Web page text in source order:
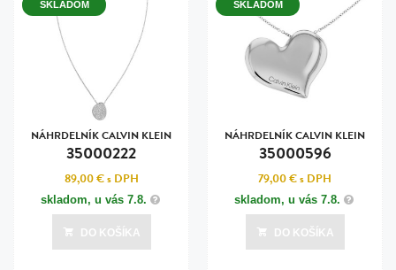
SKLADOM
NÁHRDELNÍK CALVIN KLEIN
35000222
89,00 €s DPH
skladom, u vás 7.8.
DO KOŠÍKA
SKLADOM
NÁHRDELNÍK CALVIN KLEIN
35000596
79,00 €s DPH
skladom, u vás 7.8.
DO KOŠÍKA